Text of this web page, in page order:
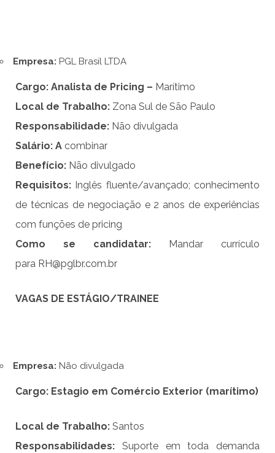
Empresa: PGL Brasil LTDA
Cargo: Analista de Pricing – Marítimo
Local de Trabalho: Zona Sul de São Paulo
Responsabilidade: Não divulgada
Salário: A combinar
Benefício: Não divulgado
Requisitos: Inglês fluente/avançado; conhecimento
de técnicas de negociação e 2 anos de experiências
com funções de pricing
Como se candidatar: Mandar currículo
para RH@pglbr.com.br
VAGAS DE ESTÁGIO/TRAINEE
Empresa: Não divulgada
Cargo: Estagio em Comércio Exterior (marítimo)
Local de Trabalho: Santos
Responsabilidades: Suporte em toda demanda